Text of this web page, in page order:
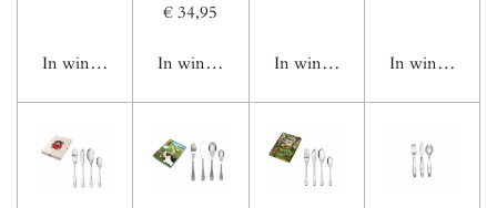
In winkelwagen
€ 34,95
In winkelwagen In winkelwagen In